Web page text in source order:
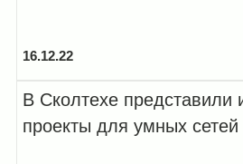
16.12.22
В Сколтехе представили
проекты для умных сетей